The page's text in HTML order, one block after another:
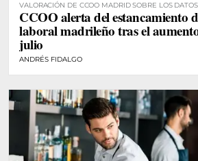
VALORACIÓN DE CCOO MADRID SOBRE LOS
CCOO alerta del estancamiento
laboral madrileño tras el
julio
ANDRÉS FIDALGO